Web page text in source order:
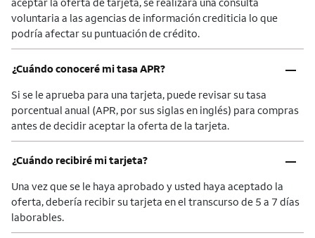
aceptar la oferta de tarjeta, se realizará una consulta
voluntaria a las agencias de información crediticia lo que
podría afectar su puntuación de crédito.
¿Cuándo conoceré mi tasa APR? –
Si se le aprueba para una tarjeta, puede revisar su tasa
porcentual anual (APR, por sus siglas en inglés) para compras
antes de decidir aceptar la oferta de la tarjeta.
¿Cuándo recibiré mi tarjeta? –
Una vez que se le haya aprobado y usted haya aceptado la
oferta, debería recibir su tarjeta en el transcurso de 5 a 7 días
laborables.